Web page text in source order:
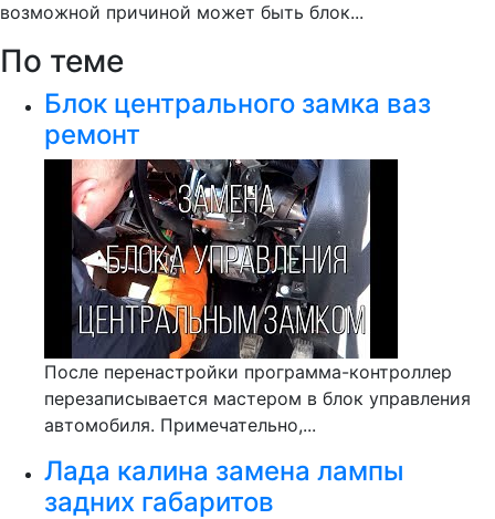
возможной причиной может быть блок...
По теме
Блок центрального замка ваз
ремонт
После перенастройки программа-контроллер
перезаписывается мастером в блок управления
автомобиля. Примечательно,...
Лада калина замена лампы
задних габаритов